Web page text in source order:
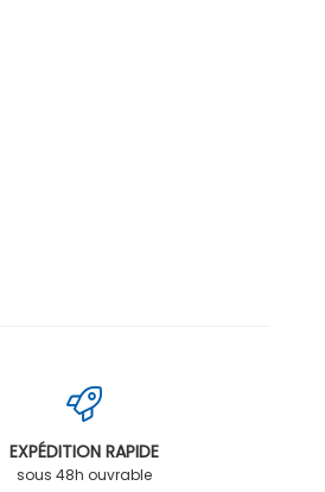
EXPÉDITION RAPIDE
sous 48h ouvrable